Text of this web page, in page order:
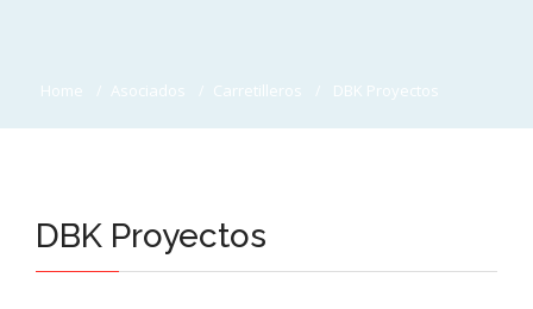
Home Asociados Carretilleros DBK Proyectos
DBK Proyectos